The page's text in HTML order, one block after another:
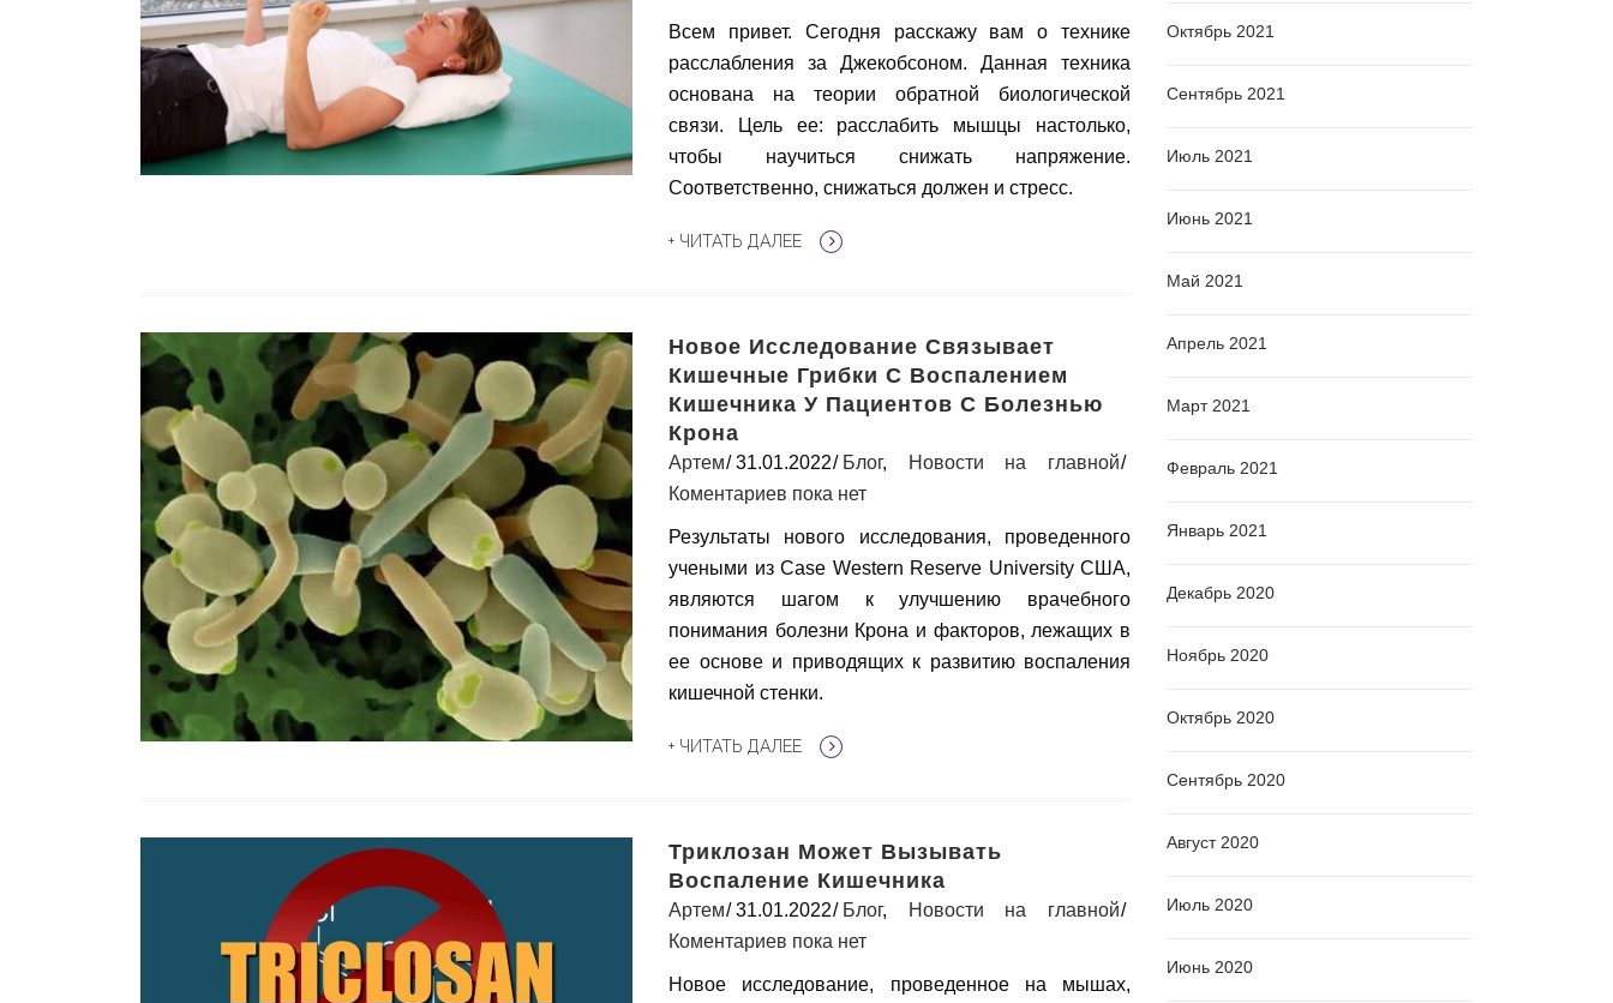
Всем привет. Сегодня расскажу вам о технике
расслабления за Джекобсоном. Данная техника
основана на теории обратной биологической
связи. Цель ее: расслабить мышцы настолько,
чтобы научиться снижать напряжение.
Соответственно, снижаться должен и стресс.
+ ЧИТАТЬ ДАЛЕЕ
Новое Исследование Связывает
Кишечные Грибки С Воспалением
Кишечника У Пациентов С Болезнью
Крона
Артем 31.01.2022 Блог,
Новости на главной
Коментариев пока нет
Результаты нового исследования, проведенного
учеными из Сase Western Reserve University США,
являются шагом к улучшению врачебного
понимания болезни Крона и факторов, лежащих в
ее основе и приводящих к развитию воспаления
кишечной стенки.
+ ЧИТАТЬ ДАЛЕЕ
Триклозан Может Вызывать
Воспаление Кишечника
Артем 31.01.2022 Блог,
Новости на главной
Коментариев пока нет
Новое исследование, проведенное на мышах,
Октябрь 2021
Сентябрь 2021
Июль 2021
Июнь 2021
Май 2021
Апрель 2021
Март 2021
Февраль 2021
Январь 2021
Декабрь 2020
Ноябрь 2020
Октябрь 2020
Сентябрь 2020
Август 2020
Июль 2020
Июнь 2020